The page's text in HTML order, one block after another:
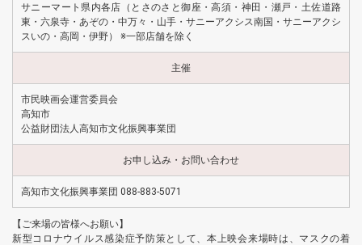
サニーマート県内各店（とさのさと御座・高須・神田・瀬戸・土佐道路
東・六泉寺・あぞの・中万々・山手・サニーアクシス南国・サニーアクシ
スいの・高岡・伊野） ※一部店舗を除く
主催
市民映画会運営委員会
高知市
公益財団法人高知市文化振興事業団
お申し込み・お問い合わせ
高知市文化振興事業団 088-883-5071
【ご来場の皆様へお願い】
新型コロナウイルス感染症予防策として、本上映会来場時は、マスクの着